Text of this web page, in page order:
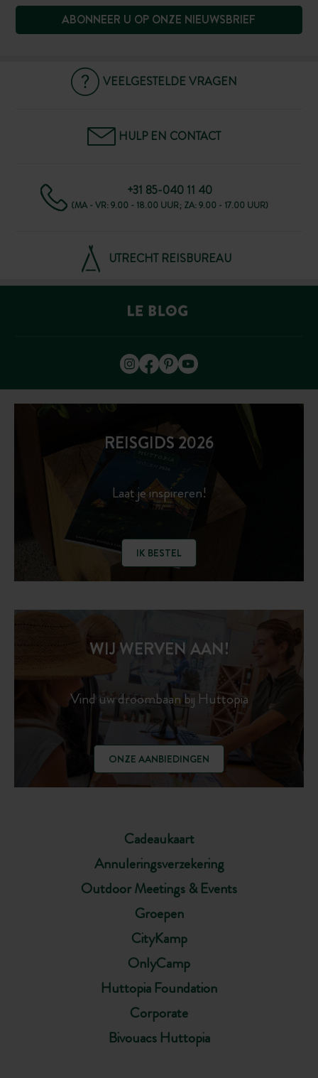
ABONNEER U OP ONZE NIEUWSBRIEF
VEELGESTELDE VRAGEN
HULP EN CONTACT
+31 85-040 11 40
(MA - VR: 9.00 - 18.00 UUR; ZA: 9.00 - 17.00 UUR)
UTRECHT REISBUREAU
REISGIDS 2026
Laat je inspireren!
IK BESTEL
Cadeaukaart
Annuleringsverzekering
Outdoor Meetings & Events
Groepen
CityKamp
OnlyCamp
Huttopia Foundation
Corporate
Bivouacs Huttopia
WIJ WERVEN AAN!
Vind uw droombaan bij Huttopia
ONZE AANBIEDINGEN